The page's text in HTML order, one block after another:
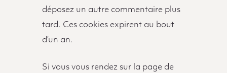
déposez un autre commentaire plus
tard. Ces cookies expirent au bout
d’un an.
Si vous vous rendez sur la page de